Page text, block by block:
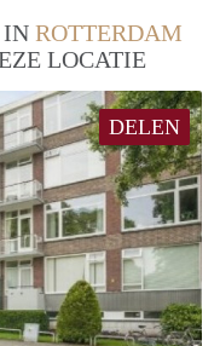
IN ROTTERDAM
LOCATIE
DELEN